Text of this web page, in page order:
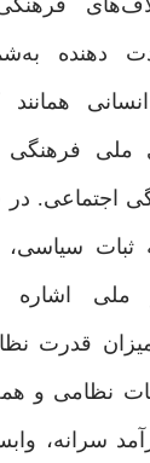
دهنده
ملی فرهنگی
اجتماعی.
سیاسی،
ملی
میزان قدرت
نظامی و
سرانه،